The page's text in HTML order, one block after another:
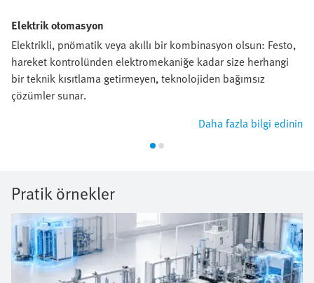
Elektrik otomasyon
Elektrikli, pnömatik veya akıllı bir kombinasyon olsun: Festo,
hareket kontrolünden elektromekaniğe kadar size herhangi
bir teknik kısıtlama getirmeyen, teknolojiden bağımsız
çözümler sunar.
Daha fazla bilgi edinin
Pratik örnekler